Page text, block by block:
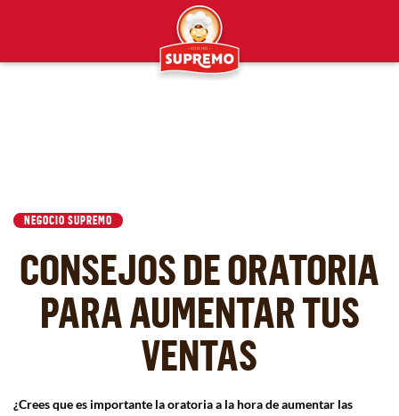
NEGOCIO SUPREMO
CONSEJOS DE ORATORIA
PARA AUMENTAR TUS
VENTAS
¿Crees que es importante la oratoria a la hora de aumentar las